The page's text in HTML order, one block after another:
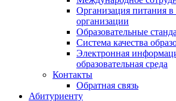
Организация питания в
организации
Образовательные
Система качества
Электронная
образовательная среда
Контакты
Обратная связь
Абитуриенту